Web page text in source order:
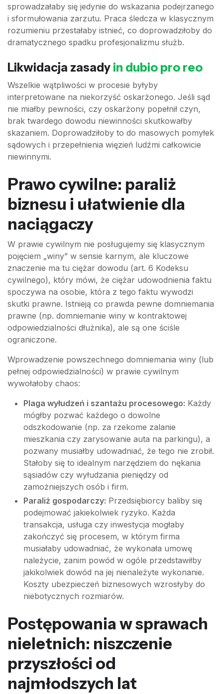
sprowadzałaby się jedynie do wskazania podejrzanego
i sformułowania zarzutu. Praca śledcza w klasycznym
rozumieniu przestałaby istnieć, co doprowadziłoby do
dramatycznego spadku profesjonalizmu służb.
Likwidacja zasady in dubio pro reo
Wszelkie wątpliwości w procesie byłyby
interpretowane na niekorzyść oskarżonego. Jeśli sąd
nie miałby pewności, czy oskarżony popełnił czyn,
brak twardego dowodu niewinności skutkowałby
skazaniem. Doprowadziłoby to do masowych pomyłek
sądowych i przepełnienia więzień ludźmi całkowicie
niewinnymi.
Prawo cywilne: paraliż
biznesu i ułatwienie dla
naciągaczy
W prawie cywilnym nie posługujemy się klasycznym
pojęciem „winy” w sensie karnym, ale kluczowe
znaczenie ma tu ciężar dowodu (art. 6 Kodeksu
cywilnego), który mówi, że ciężar udowodnienia faktu
spoczywa na osobie, która z tego faktu wywodzi
skutki prawne. Istnieją co prawda pewne domniemania
prawne (np. domniemanie winy w kontraktowej
odpowiedzialności dłużnika), ale są one ściśle
ograniczone.
Wprowadzenie powszechnego domniemania winy (lub
pełnej odpowiedzialności) w prawie cywilnym
wywołałoby chaos:
Plaga wyłudzeń i szantażu procesowego: Każdy
mógłby pozwać każdego o dowolne
odszkodowanie (np. za rzekome zalanie
mieszkania czy zarysowanie auta na parkingu), a
pozwany musiałby udowadniać, że tego nie zrobił.
Stałoby się to idealnym narzędziem do nękania
sąsiadów czy wyłudzania pieniędzy od
zamożniejszych osób i firm.
Paraliż gospodarczy: Przedsiębiorcy baliby się
podejmować jakiekolwiek ryzyko. Każda
transakcja, usługa czy inwestycja mogłaby
zakończyć się procesem, w którym firma
musiałaby udowadniać, że wykonała umowę
należycie, zanim powód w ogóle przedstawiłby
jakikolwiek dowód na jej nienależyte wykonanie.
Koszty ubezpieczeń biznesowych wzrosłyby do
niebotycznych rozmiarów.
Postępowania w sprawach
nieletnich: niszczenie
przyszłości od
najmłodszych lat